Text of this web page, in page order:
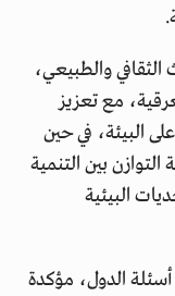
والطبيعي،
مع تعزيز
البيئة، في حين
بين التنمية
البيئية
الدول، مؤكدة